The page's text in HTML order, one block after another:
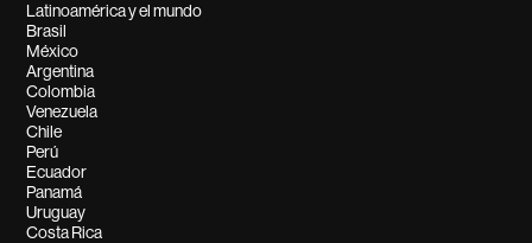
Latinoamérica y el mundo
Brasil
México
Argentina
Colombia
Venezuela
Chile
Perú
Ecuador
Panamá
Uruguay
Costa Rica